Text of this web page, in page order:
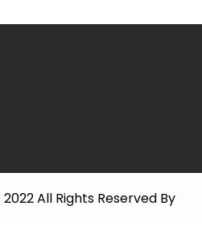
All Rights Reserved By